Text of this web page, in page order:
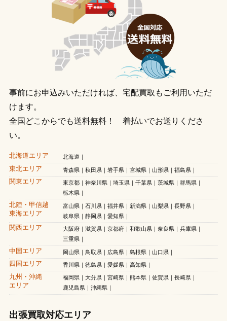
事前にお申込みいただければ、宅配買取もご利用いただ
けます。
全国どこからでも送料無料！ 着払いでお送りくださ
い。
北海道エリア 北海道
東北エリア 青森県 秋田県 岩手県 宮城県 山形県 福島県
関東エリア 東京都 神奈川県 埼玉県 千葉県 茨城県
群馬県
栃木県
北陸・甲信越
東海エリア
富山県 石川県 福井県 新潟県 山梨県
長野県
岐阜県
静岡県 愛知県
関西エリア 大阪府 滋賀県 京都府 和歌山県 奈良県
兵庫県
三重県
中国エリア 岡山県 鳥取県 広島県 島根県 山口県
四国エリア 香川県 徳島県 愛媛県 高知県
九州・沖縄
エリア
福岡県 大分県 宮崎県 熊本県 佐賀県
長崎県
鹿児島県
沖縄県
出張買取対応エリア